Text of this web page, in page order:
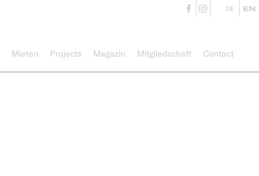
Mieten Projects Magazin Mitgliedschaft Contact
DE EN